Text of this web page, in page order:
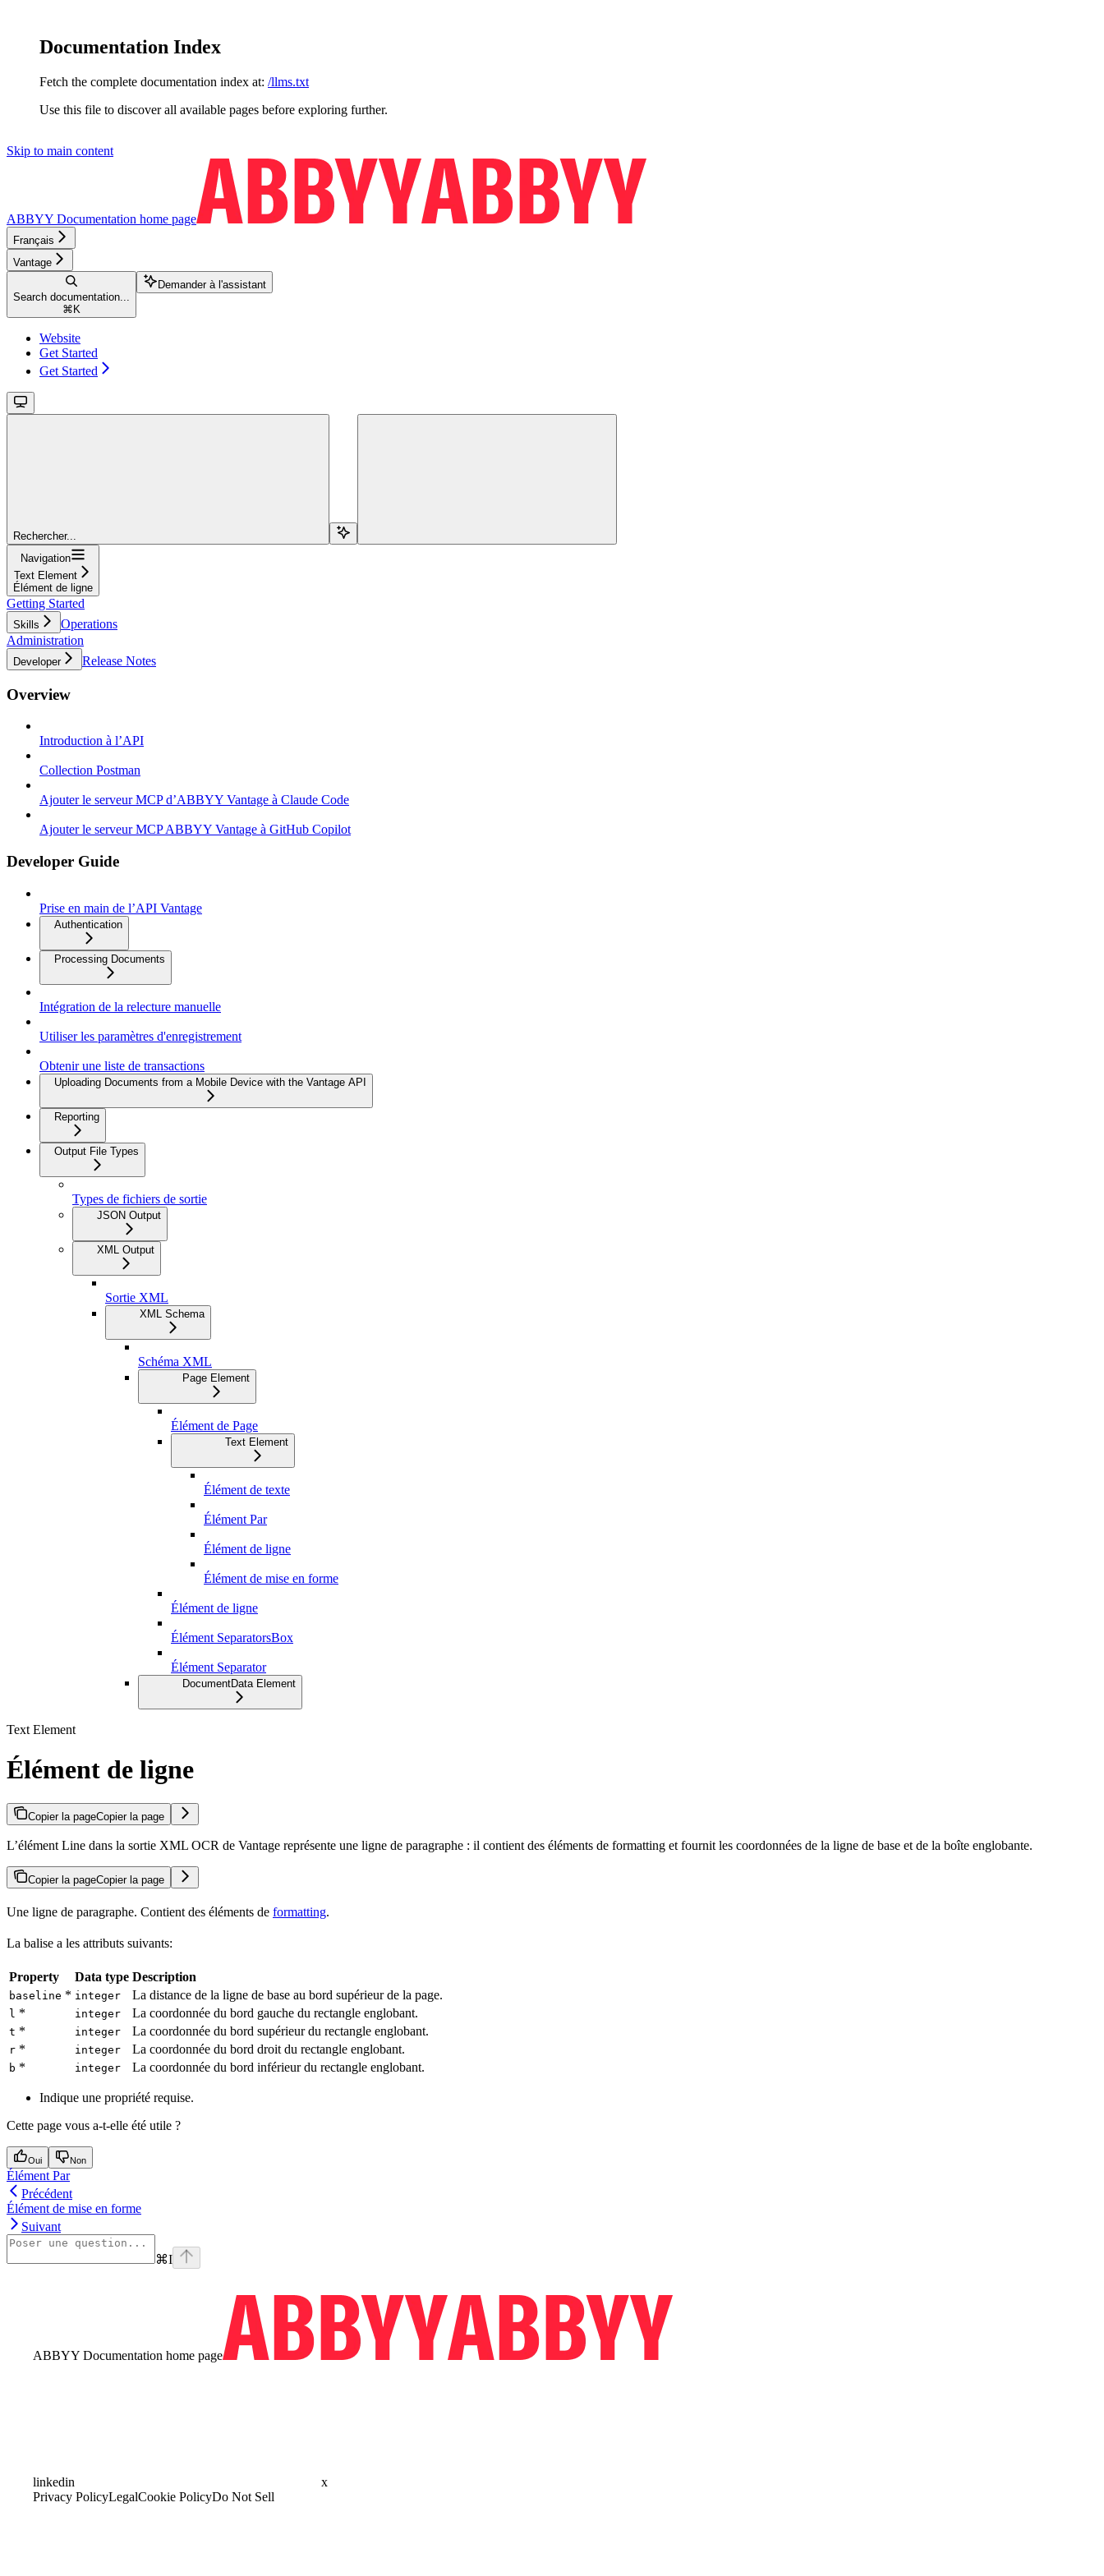
Documentation Index
Fetch the complete documentation index at: /llms.txt
Use this file to discover all available pages before exploring further.
Skip to main content
ABBYY Documentation home page
Français
Vantage
Search documentation...
⌘ K
Demander à l'assistant
Website
Get Started
Get Started
Rechercher...
Navigation
Text Element
Élément de ligne
Getting Started
Skills
Operations
Administration
Developer Release Notes
Overview
Introduction à l’API
Collection Postman
Ajouter le serveur MCP d’ABBYY Vantage à Claude Code
Ajouter le serveur MCP ABBYY Vantage à GitHub Copilot
Developer Guide
Prise en main de l’API Vantage
Authentication
Processing Documents
Intégration de la relecture manuelle
Utiliser les paramètres d'enregistrement
Obtenir une liste de transactions
Uploading Documents from a Mobile Device with the Vantage API
Reporting
Output File Types
Types de fichiers de sortie
JSON Output
XML Output
Sortie XML
XML Schema
Schéma XML
Page Element
Élément de Page
Text Element
Élément de texte
Élément Par
Élément de ligne
Élément de mise en forme
Élément de ligne
Élément SeparatorsBox
Élément Separator
DocumentData Element
Text Element
Élément de ligne
Copier la pageCopier la page
L’élément Line dans la sortie XML OCR de Vantage représente une ligne de paragraphe : il contient des éléments de formatting et fournit les coordonnées de la ligne de base et de la boîte englobante.
Copier la pageCopier la page
Une ligne de paragraphe. Contient des éléments de formatting.
La balise a les attributs suivants:
Property Data type Description
baseline * integer La distance de la ligne de base au bord supérieur de la page.
l * integer La coordonnée du bord gauche du rectangle englobant.
t * integer La coordonnée du bord supérieur du rectangle englobant.
r * integer La coordonnée du bord droit du rectangle englobant.
b * integer La coordonnée du bord inférieur du rectangle englobant.
Indique une propriété requise.
Cette page vous a-t-elle été utile ?
Oui Non
Élément Par
Précédent
Élément de mise en forme
Suivant
⌘I
ABBYY Documentation home page
linkedin
x
Privacy PolicyLegalCookie PolicyDo Not Sell